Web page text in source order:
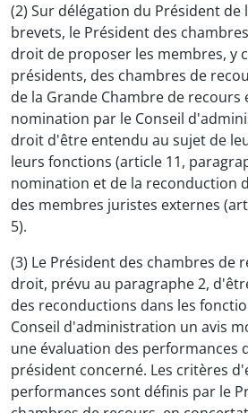
(2) Sur délégation du Président de
brevets, le Président des
droit de proposer les membres, y
présidents, des chambres de
de la Grande Chambre de recours
nomination par le Conseil
droit d'être entendu au sujet de
leurs fonctions (article 11,
nomination et de la reconduction
des membres juristes externes
5).
(3) Le Président des chambres de
droit, prévu au paragraphe 2,
des reconductions dans les
Conseil d'administration un avis
une évaluation des performances
président concerné. Les critères
performances sont définis par le